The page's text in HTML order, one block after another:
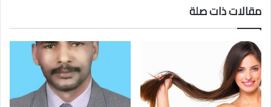
مقالات ذات صلة